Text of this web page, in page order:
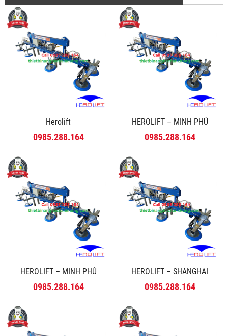
Herolift
0985.288.164
HEROLIFT – MINH PHÚ
0985.288.164
HEROLIFT – MINH PHÚ
0985.288.164
HEROLIFT – SHANGHAI
0985.288.164